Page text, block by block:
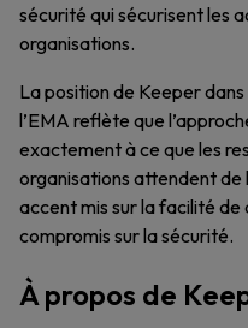
sécurité qui sécurisent les
organisations.
La position de Keeper
l’EMA reflète que
exactement à ce que les
organisations attendent de
accent mis sur la facilité de
compromis sur la sécurité.
À propos de